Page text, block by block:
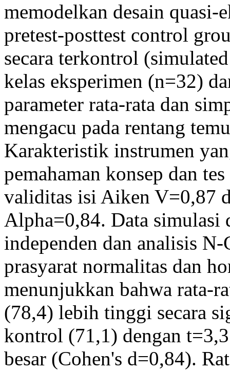
memodelkan desain
pretest-posttest control
secara terkontrol
kelas eksperimen (n=32)
parameter rata-rata dan
mengacu pada rentang
Karakteristik instrumen
pemahaman konsep dan
validitas isi Aiken V=0,87
Alpha=0,84. Data simulasi
independen dan analisis
prasyarat normalitas dan
menunjukkan bahwa rata-
(78,4) lebih tinggi secara
kontrol (71,1) dengan
besar (Cohen's d=0,84).